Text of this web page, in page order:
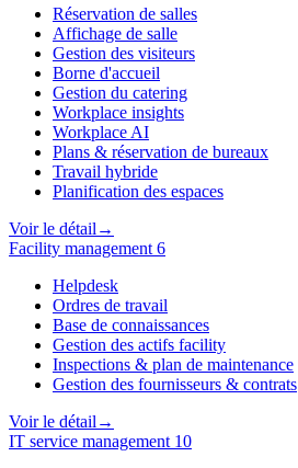
Réservation de salles
Affichage de salle
Gestion des visiteurs
Borne d'accueil
Gestion du catering
Workplace insights
Workplace AI
Plans & réservation de bureaux
Travail hybride
Planification des espaces
Voir le détail →
Facility management 6
Helpdesk
Ordres de travail
Base de connaissances
Gestion des actifs facility
Inspections & plan de maintenance
Gestion des fournisseurs & contrats
Voir le détail →
IT service management 10